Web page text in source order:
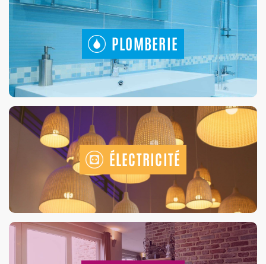
PLOMBERIE
ÉLECTRICITÉ